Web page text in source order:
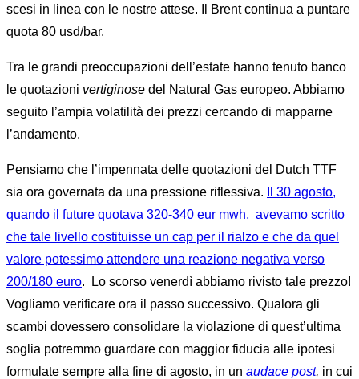
scesi in linea con le nostre attese. Il Brent continua a puntare
quota 80 usd/bar.
Tra le grandi preoccupazioni dell’estate hanno tenuto banco
le quotazioni vertiginose del Natural Gas europeo. Abbiamo
seguito l’ampia volatilità dei prezzi cercando di mapparne
l’andamento.
Pensiamo che l’impennata delle quotazioni del Dutch TTF
sia ora governata da una pressione riflessiva.
Il 30 agosto,
quando il future quotava 320-340 eur mwh, avevamo scritto
che tale livello costituisse un cap per il rialzo e che da quel
valore potessimo attendere una reazione negativa verso
200/180 euro. Lo scorso venerdì abbiamo rivisto tale prezzo!
Vogliamo verificare ora il passo successivo. Qualora gli
scambi dovessero consolidare la violazione di quest’ultima
soglia potremmo guardare con maggior fiducia alle ipotesi
formulate sempre alla fine di agosto, in un audace post, in cui